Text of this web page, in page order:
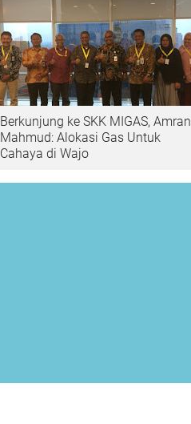
Berkunjung ke SKK MIGAS, Amran
Mahmud: Alokasi Gas Untuk
Cahaya di Wajo